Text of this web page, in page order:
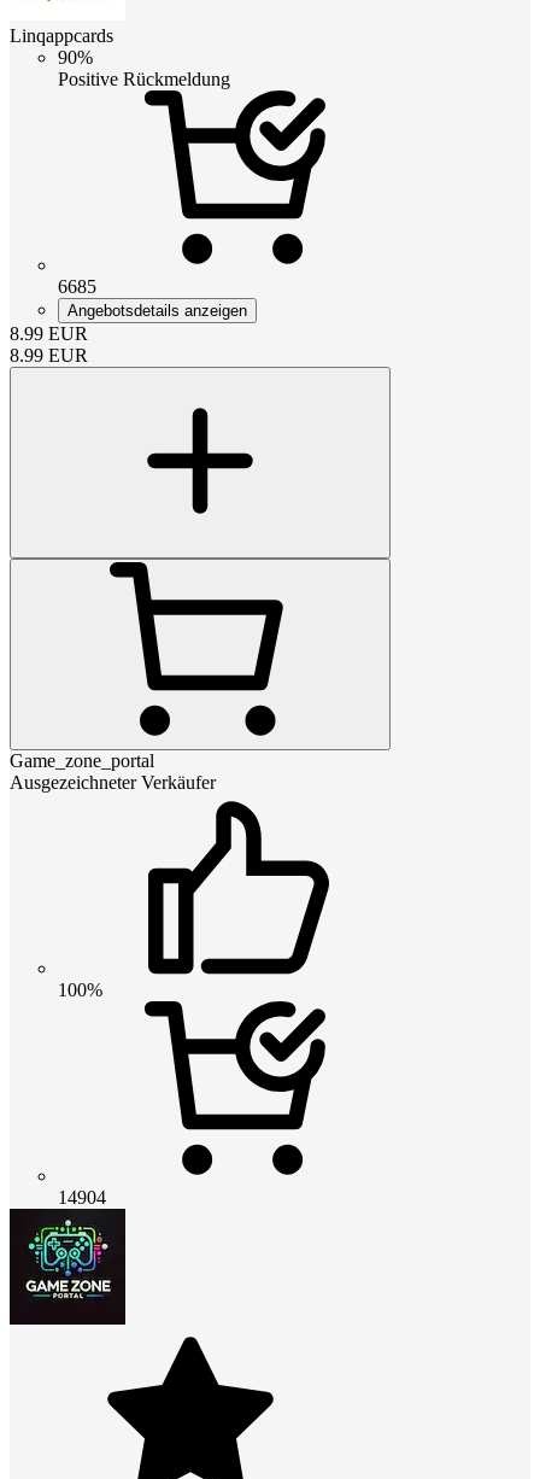
Linqappcards
90%
Positive Rückmeldung
6685
Angebotsdetails anzeigen
8.99 EUR
8.99 EUR
Game_zone_portal
Ausgezeichneter Verkäufer
100%
14904